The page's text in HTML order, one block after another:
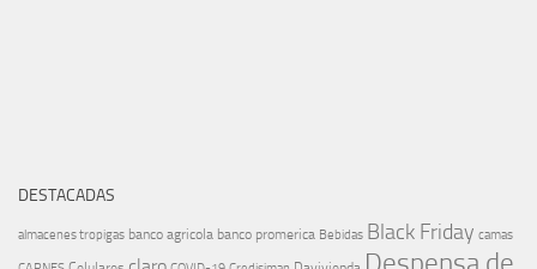
DESTACADAS
almacenes tropigas banco agricola banco promerica Bebidas Black Friday camas